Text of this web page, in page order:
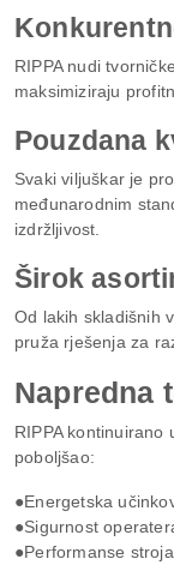
RIPPA nudi
maksimiziraju
Pouzdana
Svaki viljuškar je
međunarodnim
izdržljivost.
Širok
Od lakih skladišnih
pruža rješenja za
Napredna
RIPPA kontinuirano
poboljšao:
●Energetska
●Sigurnost
●Performanse stroja